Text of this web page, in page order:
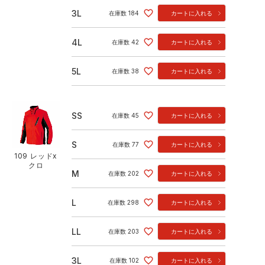
3L 在庫数 184 カートに入れる
4L 在庫数 42 カートに入れる
5L 在庫数 38 カートに入れる
109 レッドx
クロ
SS 在庫数 45 カートに入れる
S 在庫数 77 カートに入れる
M 在庫数 202 カートに入れる
L 在庫数 298 カートに入れる
LL 在庫数 203 カートに入れる
3L 在庫数 102 カートに入れる